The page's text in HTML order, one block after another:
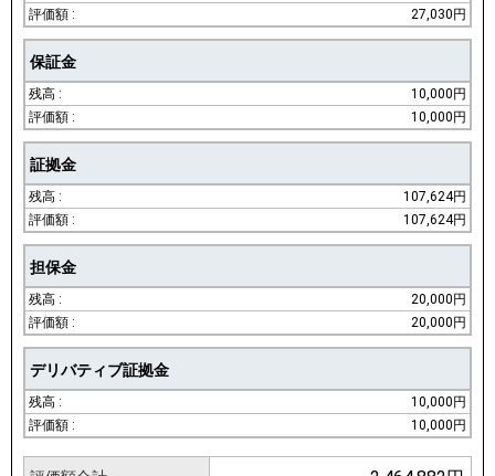
27,030円
保証金
10,000円
10,000円
証拠金
107,624円
107,624円
担保金
20,000円
20,000円
デリバティブ証拠金
10,000円
10,000円